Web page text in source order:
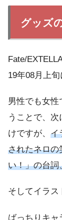
グッズ
Fate/
19年08月上旬
男性でも女
うことで、
けですが、 イ
されたネロの
い！」の台詞
そしてイラス
ばっちりキャ